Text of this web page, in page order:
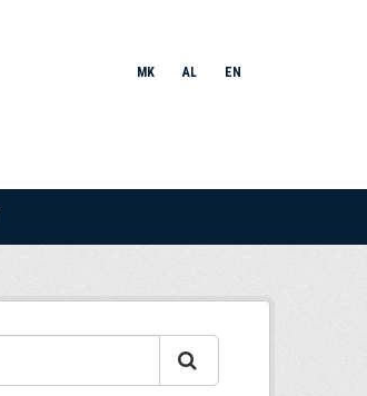
MK AL EN